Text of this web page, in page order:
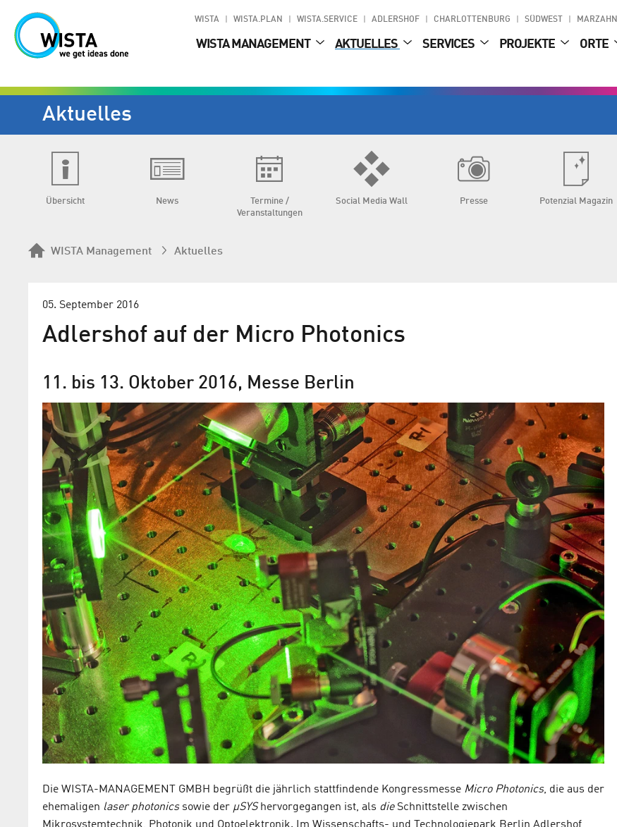
WISTA WISTA.PLAN WISTA.SERVICE ADLERSHOF CHARLOTTENBURG SÜDWEST MARZAHN
WISTA MANAGEMENT AKTUELLES SERVICES PROJEKTE ORTE
Aktuelles
Übersicht News
Termine /
Veranstaltungen
Social Media Wall Presse Potenzial Magazin
WISTA Management Aktuelles
05. September 2016
Adlershof auf der Micro Photonics
11. bis 13. Oktober 2016, Messe Berlin
Die WISTA-MANAGEMENT GMBH begrüßt die jährlich stattfindende Kongressmesse Micro Photonics, die aus der
ehemaligen laser photonicssowie der µSYShervorgegangen ist, als dieSchnittstelle zwischen
Mikrosystemtechnik, Photonik und Optoelektronik. Im Wissenschafts- und Technologiepark Berlin Adlershof